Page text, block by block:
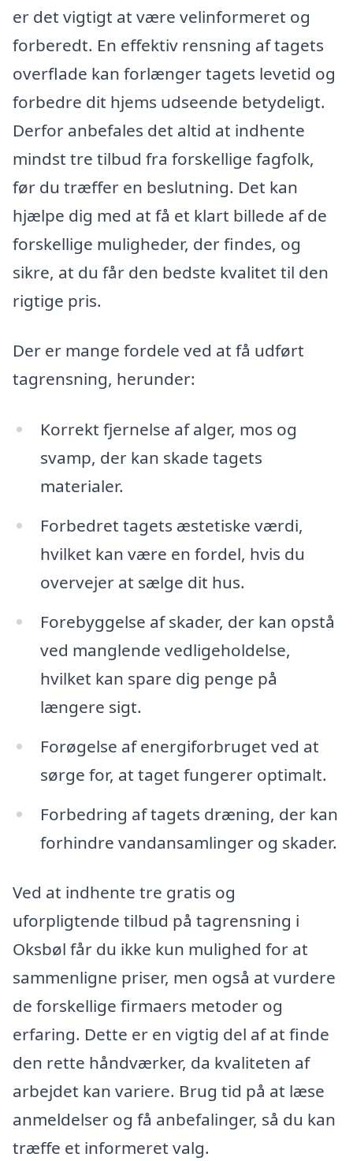
er det vigtigt at være velinformeret og
forberedt. En effektiv rensning af tagets
overflade kan forlænger tagets levetid og
forbedre dit hjems udseende betydeligt.
Derfor anbefales det altid at indhente
mindst tre tilbud fra forskellige fagfolk,
før du træffer en beslutning. Det kan
hjælpe dig med at få et klart billede af de
forskellige muligheder, der findes, og
sikre, at du får den bedste kvalitet til den
rigtige pris.
Der er mange fordele ved at få udført
tagrensning, herunder:
Korrekt fjernelse af alger, mos og
svamp, der kan skade tagets
materialer.
Forbedret tagets æstetiske værdi,
hvilket kan være en fordel, hvis du
overvejer at sælge dit hus.
Forebyggelse af skader, der kan opstå
ved manglende vedligeholdelse,
hvilket kan spare dig penge på
længere sigt.
Forøgelse af energiforbruget ved at
sørge for, at taget fungerer optimalt.
Forbedring af tagets dræning, der kan
forhindre vandansamlinger og skader.
Ved at indhente tre gratis og
uforpligtende tilbud på tagrensning i
Oksbøl får du ikke kun mulighed for at
sammenligne priser, men også at vurdere
de forskellige firmaers metoder og
erfaring. Dette er en vigtig del af at finde
den rette håndværker, da kvaliteten af
arbejdet kan variere. Brug tid på at læse
anmeldelser og få anbefalinger, så du kan
træffe et informeret valg.